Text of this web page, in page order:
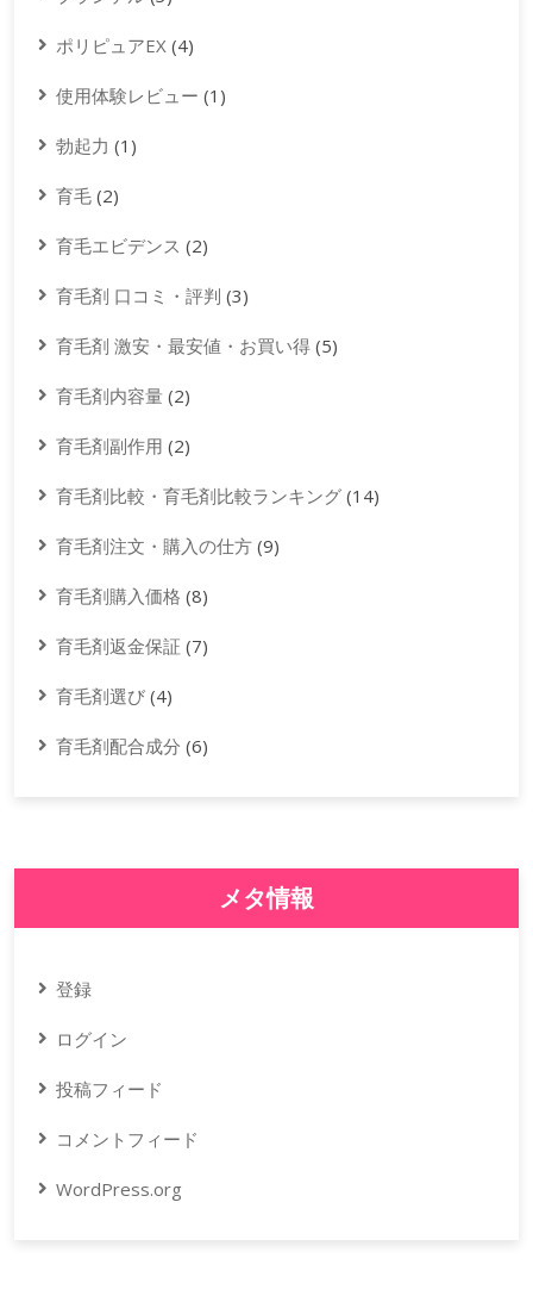
ポリピュアEX (4)
使用体験レビュー (1)
勃起力 (1)
育毛 (2)
育毛エビデンス (2)
育毛剤 口コミ・評判 (3)
育毛剤 激安・最安値・お買い得 (5)
育毛剤内容量 (2)
育毛剤副作用 (2)
育毛剤比較・育毛剤比較ランキング (14)
育毛剤注文・購入の仕方 (9)
育毛剤購入価格 (8)
育毛剤返金保証 (7)
育毛剤選び (4)
育毛剤配合成分 (6)
メタ情報
登録
ログイン
投稿フィード
コメントフィード
WordPress.org